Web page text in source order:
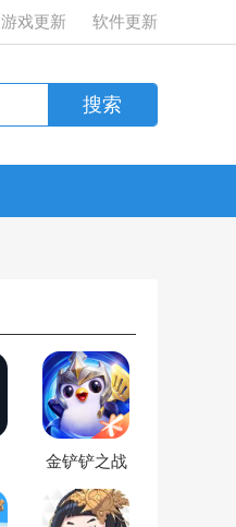
游戏更新 软件更新
金铲铲之战